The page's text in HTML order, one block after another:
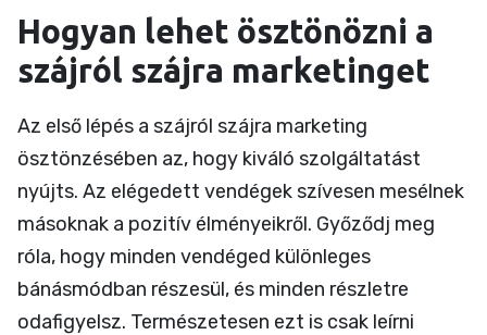
Hogyan lehet ösztönözni a
szájról szájra marketinget
Az első lépés a szájról szájra marketing
ösztönzésében az, hogy kiváló szolgáltatást
nyújts. Az elégedett vendégek szívesen mesélnek
másoknak a pozitív élményeikről. Győződj meg
róla, hogy minden vendéged különleges
bánásmódban részesül, és minden részletre
odafigyelsz. Természetesen ezt is csak leírni